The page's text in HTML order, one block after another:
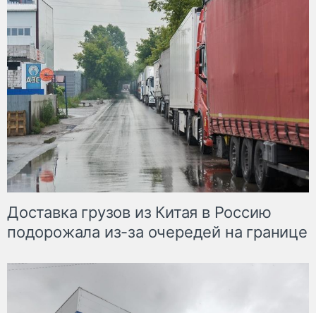
Доставка грузов из Китая в Россию
подорожала из-за очередей на границе